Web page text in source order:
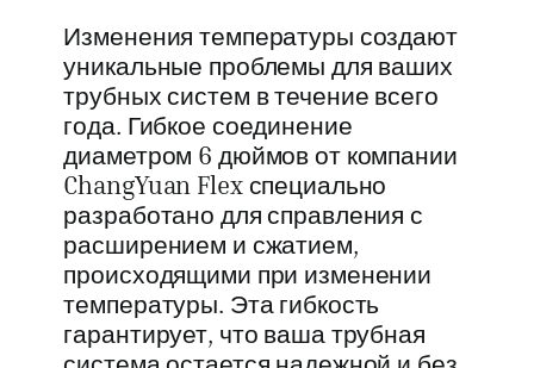
Изменения температуры создают
уникальные проблемы для ваших
трубных систем в течение всего
года. Гибкое соединение
диаметром 6 дюймов от компании
ChangYuan Flex специально
разработано для справления с
расширением и сжатием,
происходящими при изменении
температуры. Эта гибкость
гарантирует, что ваша трубная